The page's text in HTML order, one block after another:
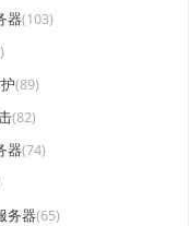
器(103)
(89)
(82)
器(74)
务器(65)